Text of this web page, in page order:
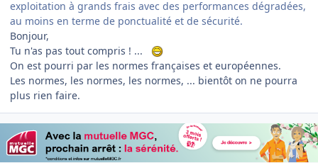
exploitation à grands frais avec des performances dégradées,
au moins en terme de ponctualité et de sécurité.
Bonjour,
Tu n'as pas tout compris ! ...
On est pourri par les normes françaises et européennes.
Les normes, les normes, les normes, ... bientôt on ne pourra
plus rien faire.